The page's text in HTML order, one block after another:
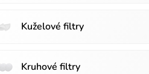
Kuželové filtry
Kruhové filtry